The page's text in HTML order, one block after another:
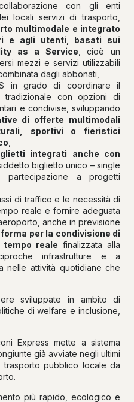
con gli enti
locali servizi di trasporto,
multimodale e integrato
e agli utenti, basati sui
as a Service , cioè un
mezzi e servizi utilizzabili
dagli abbonati,
in grado di coordinare il
tradizionale con opzioni di
e condivise, sviluppando
di offerte multimodali
sportivi o fieristici
integrati anche con
biglietto unico – single
a progetti
di traffico e le necessità di
reale e fornire adeguata
anche in previsione
per la condivisione di
reale finalizzata alla
infrastrutture e a
nelle attività quotidiane che
sviluppate in ambito di
di welfare e inclusione,
Express mette a sistema
già avviate negli ultimi
trasporto pubblico locale da
più rapido, ecologico e